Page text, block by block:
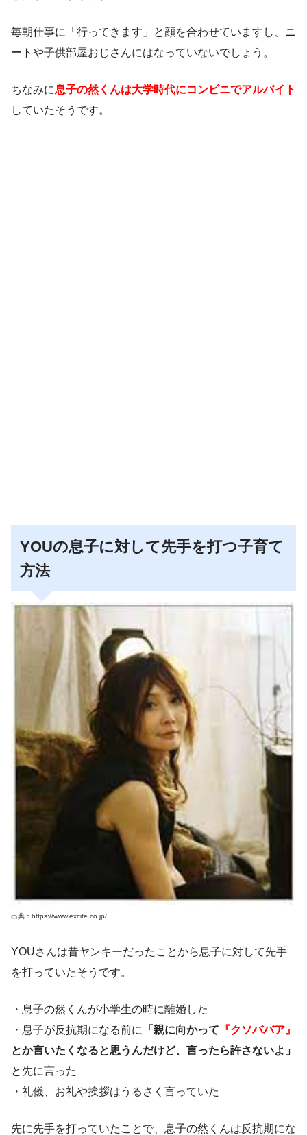
毎朝仕事に「行ってきます」と顔を合わせていますし、ニ
ートや子供部屋おじさんにはなっていないでしょう。
ちなみに息子の然くんは大学時代にコンビニでアルバイト
していたそうです。
YOUの息子に対して先手を打つ子育て
方法
出典：https://www.excite.co.jp/
YOUさんは昔ヤンキーだったことから息子に対して先手
を打っていたそうです。
・息子の然くんが小学生の時に離婚した
・息子が反抗期になる前に
「親に向かって 『クソババア』
とか言いたくなると思うんだけど、言ったら許さないよ」
と先に言った
・礼儀、お礼や挨拶はうるさく言っていた
先に先手を打っていたことで、息子の然くんは反抗期にな